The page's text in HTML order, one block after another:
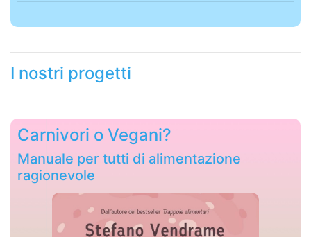
I nostri progetti
Carnivori o Vegani?
Manuale per tutti di alimentazione
ragionevole